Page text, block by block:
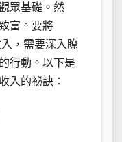
眾基礎。然
富。要將
，需要深入瞭
行動。以下是
入的祕訣：